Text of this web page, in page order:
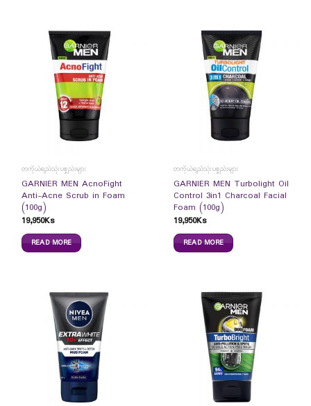
တကိုယ်ရည်သုံးပစ္စည်းများ
GARNIER MEN AcnoFight
Anti-Acne Scrub in Foam
(100g)
19,950Ks
READ MORE
တကိုယ်ရည်သုံးပစ္စည်းများ
GARNIER MEN Turbolight Oil
Control 3in1 Charcoal Facial
Foam (100g)
19,950Ks
READ MORE